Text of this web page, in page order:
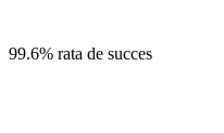
99.6% rata de succes